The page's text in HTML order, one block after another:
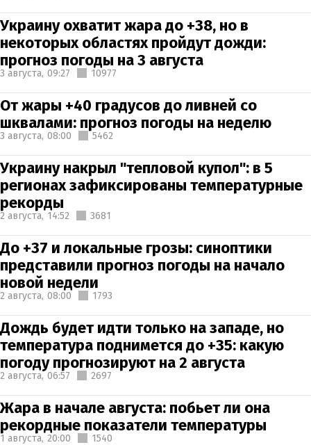
Украину охватит жара до +38, но в
некоторых областях пройдут дожди:
прогноз погоды на 3 августа
3 августа, 09:27 10977
От жары +40 градусов до ливней со
шквалами: прогноз погоды на неделю
3 августа, 08:00 5462
Украину накрыл "тепловой купол": в 5
регионах зафиксированы температурные
рекорды
2 августа, 14:52 3681
До +37 и локальные грозы: синоптики
представили прогноз погоды на начало
новой недели
2 августа, 08:00 1793
Дождь будет идти только на западе, но
температура поднимется до +35: какую
погоду прогнозируют на 2 августа
2 августа, 06:57 2697
Жара в начале августа: побьет ли она
рекордные показатели температуры
1 августа, 20:00 1540